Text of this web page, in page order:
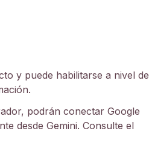
y puede habilitarse a nivel de
podrán conectar Google
desde Gemini. Consulte el